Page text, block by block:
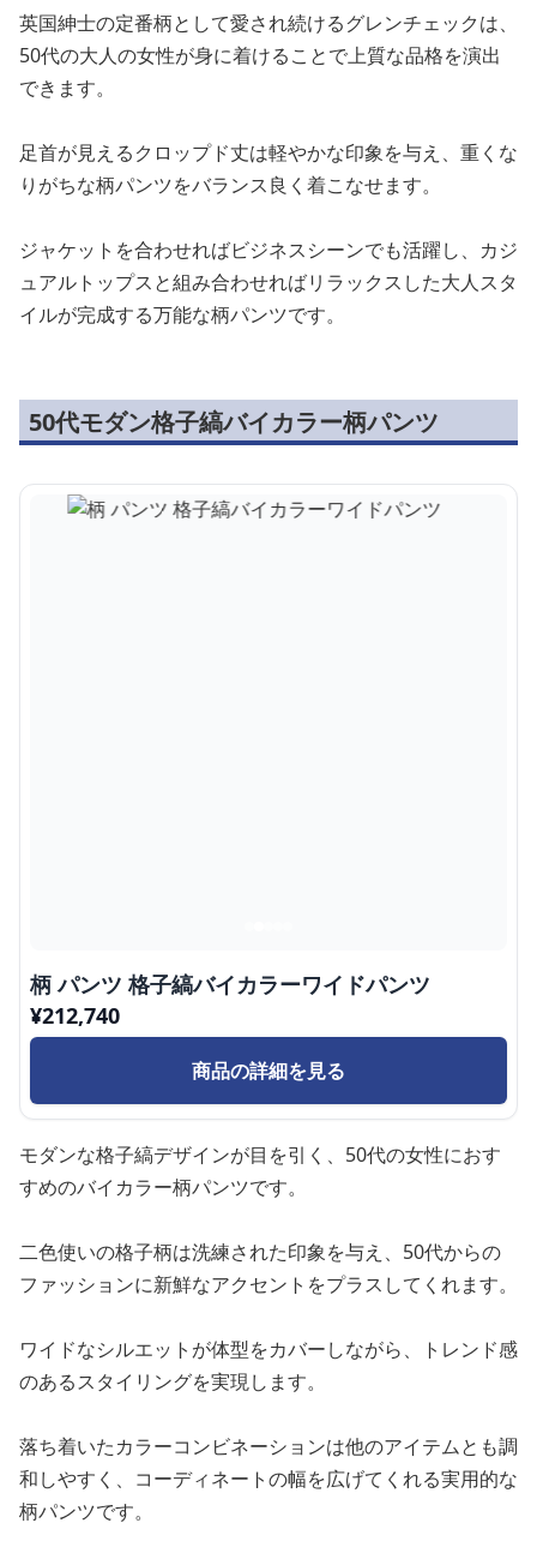
英国紳士の定番柄として愛され続けるグレンチェックは、
50代の大人の女性が身に着けることで上質な品格を演出
できます。
足首が見えるクロップド丈は軽やかな印象を与え、重くな
りがちな柄パンツをバランス良く着こなせます。
ジャケットを合わせればビジネスシーンでも活躍し、カジ
ュアルトップスと組み合わせればリラックスした大人スタ
イルが完成する万能な柄パンツです。
50代モダン格子縞バイカラー柄パンツ
柄 パンツ 格子縞バイカラーワイドパンツ
¥212,740
商品の詳細を見る
モダンな格子縞デザインが目を引く、50代の女性におす
すめのバイカラー柄パンツです。
二色使いの格子柄は洗練された印象を与え、50代からの
ファッションに新鮮なアクセントをプラスしてくれます。
ワイドなシルエットが体型をカバーしながら、トレンド感
のあるスタイリングを実現します。
落ち着いたカラーコンビネーションは他のアイテムとも調
和しやすく、コーディネートの幅を広げてくれる実用的な
柄パンツです。